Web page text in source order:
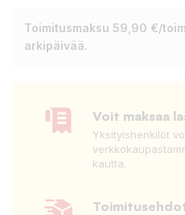
Toimitusmaksu 59,90 €/
arkipäivää.
Voit maksaa
Yksityishenkilöt
kautta.